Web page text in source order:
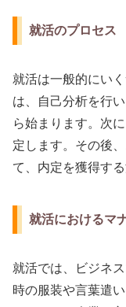
就活のプロセス
就活は一般的にい
は、自己分析を行
ら始まります。次
定します。その後
て、内定を獲得す
就活におけるマ
就活では、ビジネ
時の服装や言葉遣